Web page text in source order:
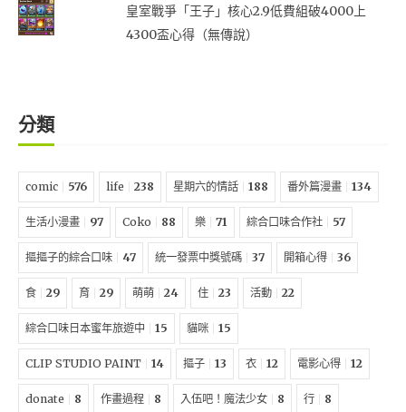
皇室戰爭「王子」核心2.9低費組破4000上
4300盃心得（無傳說）
分類
comic 576 life 238 星期六的情話 188 番外篇漫畫 134
生活小漫畫 97 Coko 88 樂 71 綜合口味合作社 57
摳摳子的綜合口味 47 統一發票中獎號碼 37 開箱心得 36
食 29 育 29 萌萌 24 住 23 活動 22
綜合口味日本蜜年旅遊中 15 貓咪 15
CLIP STUDIO PAINT 14 摳子 13 衣 12 電影心得 12
donate 8 作畫過程 8 入伍吧！魔法少女 8 行 8